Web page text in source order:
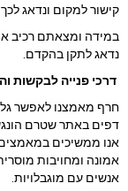
קישור למקום ונדאג
במידה ומצאתם רכיב
נדאג לתקן בהקדם.
דרכי פנייה לבקשות
חרף מאמצנו לאפשר
דפים באתר שטרם
אנו ממשיכים
אמונה ומחויבות
אנשים עם מוגבלויות.